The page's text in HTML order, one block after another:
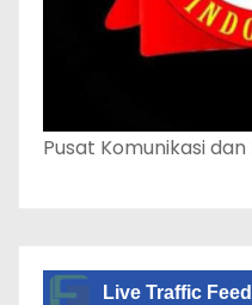
Pusat Komunikasi
Live Traffic Feed